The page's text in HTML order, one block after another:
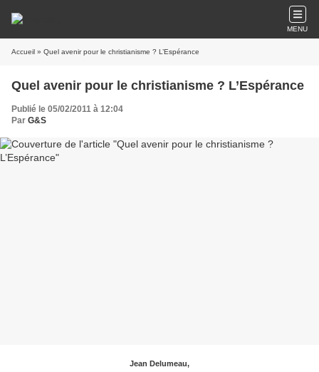
MENU
Accueil » Quel avenir pour le christianisme ? L’Espérance
Quel avenir pour le christianisme ? L’Espérance
Publié le 05/02/2011 à 12:04
Par G&S
Jean Delumeau,